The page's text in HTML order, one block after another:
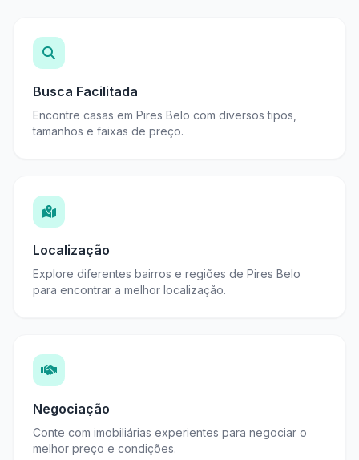
Busca Facilitada
Encontre casas em Pires Belo com diversos tipos,
tamanhos e faixas de preço.
Localização
Explore diferentes bairros e regiões de Pires Belo
para encontrar a melhor localização.
Negociação
Conte com imobiliárias experientes para negociar o
melhor preço e condições.